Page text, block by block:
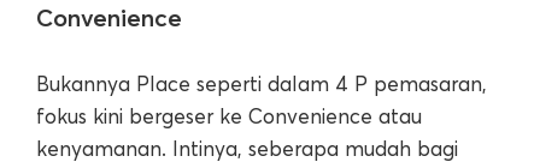
Convenience
Bukannya Place seperti dalam 4 P pemasaran,
fokus kini bergeser ke Convenience atau
kenyamanan. Intinya, seberapa mudah bagi